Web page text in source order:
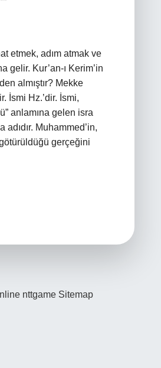
etmek, adım atmak ve
gelir. Kur’an-ı Kerim’in
almıştır? Mekke
İsmi Hz.’dir. İsmi,
anlamına gelen isra
Muhammed’in,
gerçeğini
nttgame Sitemap